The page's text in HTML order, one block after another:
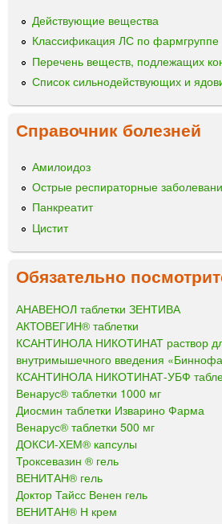
Действующие вещества
Классификация ЛС по фармгруппе
Перечень веществ, подлежащих
Список сильнодействующих и
Справочник болезней
Амилоидоз
Острые респираторные
Панкреатит
Цистит
Обязательно
АНАВЕНОЛ таблетки ЗЕНТИВА
АКТОВЕГИН® таблетки
КСАНТИНОЛА НИКОТИНАТ раствор
внутримышечного введения
КСАНТИНОЛА НИКОТИНАТ-УБФ
Венарус® таблетки 1000 мг
Диосмин таблетки Изварино Фарма
Венарус® таблетки 500 мг
ДОКСИ-ХЕМ® капсулы
Троксевазин ® гель
ВЕНИТАН® гель
Доктор Тайсс Венен гель
ВЕНИТАН® Н крем